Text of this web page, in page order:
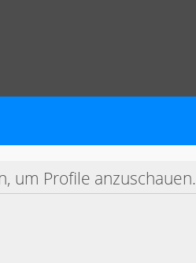
um Profile anzuschauen.